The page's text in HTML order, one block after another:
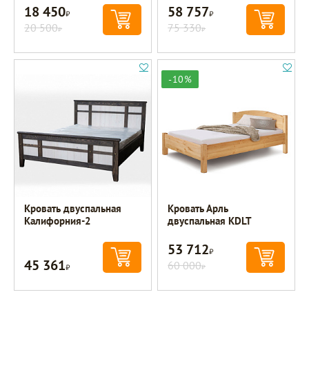
18 450Р
20 500Р
58 757Р
75 330Р
Кровать двуспальная
Калифорния-2
45 361Р
-10%
Кровать Арль
двуспальная KDLT
53 712Р
60 000Р